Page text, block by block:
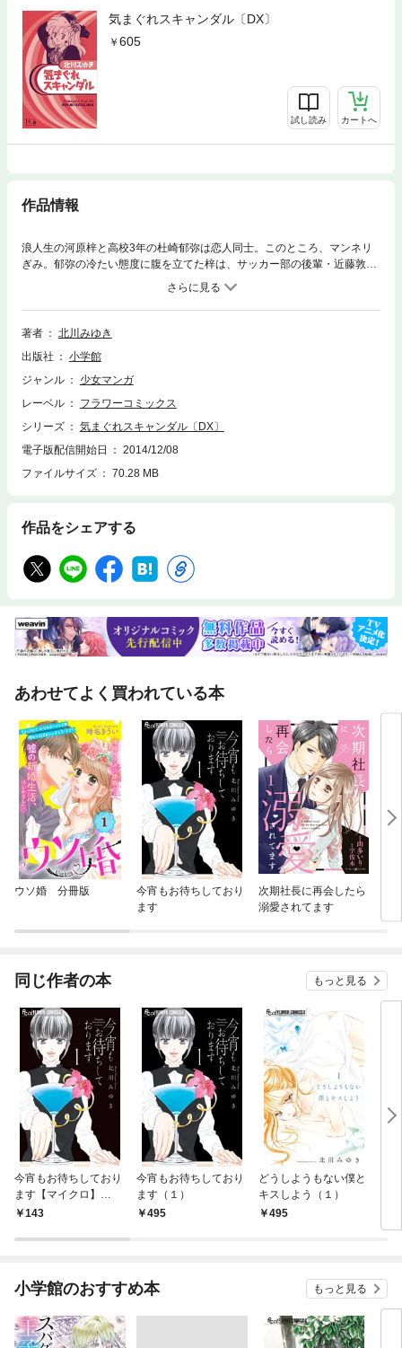
気まぐれスキャンダル〔DX〕
605
試し読み カートへ
作品情報
浪人生の河原梓と高校3年の杜崎郁弥は恋人同士。このところ、マンネリ
ぎみ。郁弥の冷たい態度に腹を立てた梓は、サッカー部の後輩・近藤敦史
のデートの誘いに応じてしまう。梓＆郁弥シリーズ、波乱の恋の最終巻！
著者
北川みゆき
出版社
小学館
ジャンル
少女マンガ
レーベル
フラワーコミックス
シリーズ
気まぐれスキャンダル〔DX〕
電子版配信開始日
2014/12/08
ファイルサイズ
70.28 MB
作品をシェアする
あわせてよく買われている本
ウソ婚 分冊版
今宵もお待ちしており
ます
次期社長に再会したら
溺愛されてます
同じ作者の本 もっと見る
今宵もお待ちしており
ます【マイクロ】
（１）
143
今宵もお待ちしており
ます（１）
495
どうしようもない僕と
キスしよう（１）
495
小学館のおすすめ本 もっと見る